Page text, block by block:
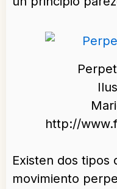
http://
Existen dos tipos
movimiento